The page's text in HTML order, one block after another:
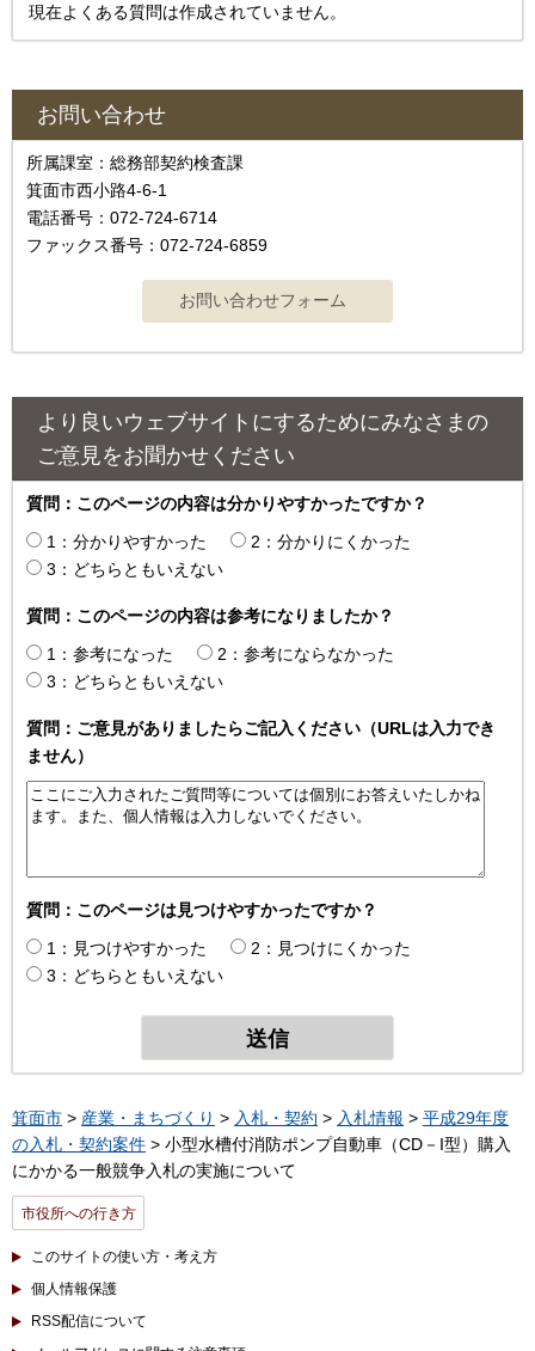
現在よくある質問は作成されていません。
お問い合わせ
所属課室：総務部契約検査課
箕面市西小路4‐6‐1
電話番号：072-724-6714
ファックス番号：072-724-6859
より良いウェブサイトにするためにみなさまの
ご意見をお聞かせください
質問：このページの内容は分かりやすかったですか？
1：分かりやすかった
2：分かりにくかった
3：どちらともいえない
質問：このページの内容は参考になりましたか？
1：参考になった
2：参考にならなかった
3：どちらともいえない
質問：ご意見がありましたらご記入ください（URLは入力でき
ません）
質問：このページは見つけやすかったですか？
1：見つけやすかった
2：見つけにくかった
3：どちらともいえない
箕面市 > 産業・まちづくり > 入札・契約 > 入札情報 > 平成29年度
の入札・契約案件 > 小型水槽付消防ポンプ自動車（CD－I型）購入
にかかる一般競争入札の実施について
市役所への行き方
このサイトの使い方・考え方
個人情報保護
RSS配信について